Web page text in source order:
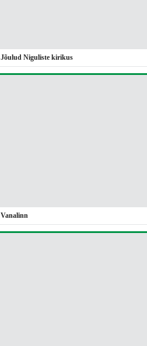
Jõulud Niguliste kirikus
Vanalinn